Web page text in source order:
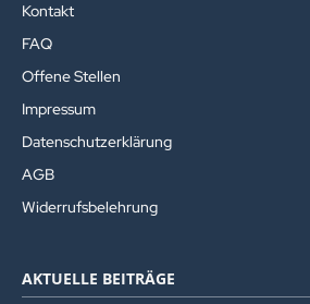
Kontakt
FAQ
Offene Stellen
Impressum
Datenschutzerklärung
AGB
Widerrufsbelehrung
AKTUELLE BEITRÄGE